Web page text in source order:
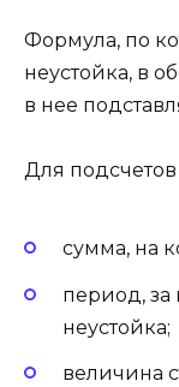
Формула, по
неустойка, в
в нее
Для подсчетов
сумма, на
период, за
неустойка;
величина